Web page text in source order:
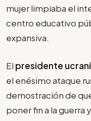
mujer limpiaba el
centro educativo
expansiva.
El presidente
el enésimo ataque
demostración de
poner fin a la guerra